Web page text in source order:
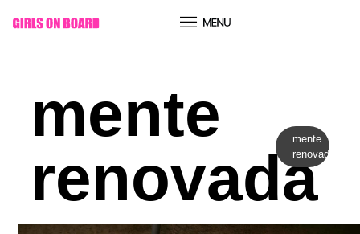
conteúdo
mente
renovada
mente
renovada